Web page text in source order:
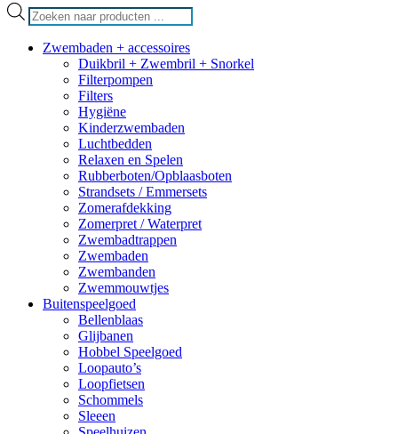
Producten
zoeken
Zwembaden + accessoires
Duikbril + Zwembril + Snorkel
Filterpompen
Filters
Hygiëne
Kinderzwembaden
Luchtbedden
Relaxen en Spelen
Rubberboten/Opblaasboten
Strandsets / Emmersets
Zomerafdekking
Zomerpret / Waterpret
Zwembadtrappen
Zwembaden
Zwembanden
Zwemmouwtjes
Buitenspeelgoed
Bellenblaas
Glijbanen
Hobbel Speelgoed
Loopauto’s
Loopfietsen
Schommels
Sleeen